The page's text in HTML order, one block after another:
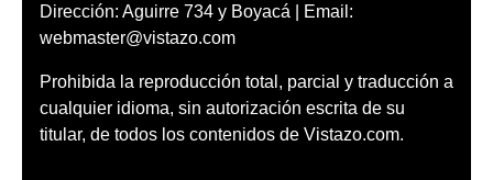
Dirección: Aguirre 734 y Boyacá | Email:
webmaster@vistazo.com
Prohibida la reproducción total, parcial y traducción a
cualquier idioma, sin autorización escrita de su
titular, de todos los contenidos de Vistazo.com.